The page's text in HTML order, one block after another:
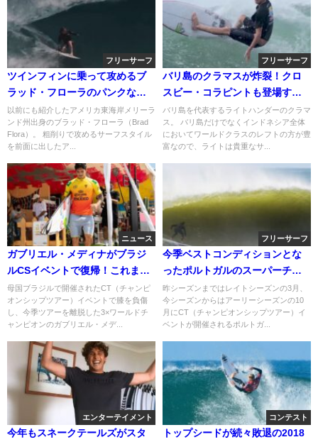
フリーサーフ
ツインフィンに乗って攻めるブ
ラッド・フローラのパンクなサ
ーフスタイル
以前にも紹介したアメリカ東海岸メリーラ
ンド州出身のブラッド・フローラ（Brad
Flora）。 粗削りで攻めるサーフスタイル
を前面に出したア...
フリーサーフ
バリ島のクラマスが炸裂！クロ
スビー・コラピントも登場する
フリーサーフィン動画
バリ島を代表するライトハンダーのクラマ
ス。 バリ島だけでなくインドネシア全体
においてワールドクラスのレフトの方が豊
富なので、ライトは貴重なサ...
ニュース
ガブリエル・メディナがブラジ
ルCSイベントで復帰！これまで
のキャリアなども
母国ブラジルで開催されたCT（チャンピ
オンシップツアー）イベントで膝を負傷
し、今季ツアーを離脱した3×ワールドチ
ャンピオンのガブリエル・メデ...
フリーサーフ
今季ベストコンディションとな
ったポルトガルのスーパーチュ
ーボス！バレル動画
昨シーズンまではレイトシーズンの3月、
今シーズンからはアーリーシーズンの10
月にCT（チャンピオンシップツアー）イ
ベントが開催されるポルトガ...
エンターテイメント
今年もスネークテールズがスタ
コンテスト
トップシードが続々敗退の2018